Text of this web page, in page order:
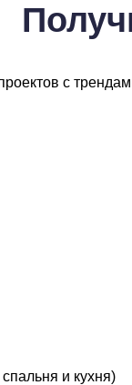
с
и кухня)